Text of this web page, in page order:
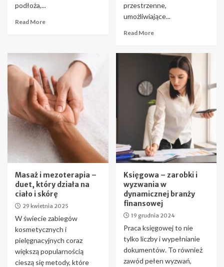
podłoża,...
Read More
przestrzenne,
umożliwiające...
Read More
Masaż i mezoterapia –
duet, który działa na
ciało i skórę
29 kwietnia 2025
W świecie zabiegów
kosmetycznych i
pielęgnacyjnych coraz
większą popularnością
cieszą się metody, które
Księgowa – zarobki i
wyzwania w
dynamicznej branży
finansowej
19 grudnia 2024
Praca księgowej to nie
tylko liczby i wypełnianie
dokumentów. To również
zawód pełen wyzwań,